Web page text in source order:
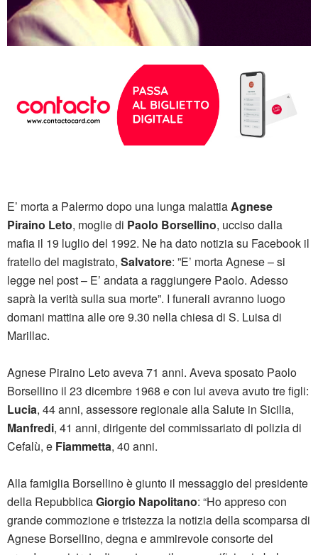
E’ morta a Palermo dopo una lunga malattiaAgnese
Piraino Leto, moglie di Paolo Borsellino, ucciso dalla
mafia il 19 luglio del 1992. Ne ha dato notizia su Facebook il
fratello del magistrato, Salvatore: ”E’ morta Agnese – si
legge nel post – E’ andata a raggiungere Paolo. Adesso
saprà la verità sulla sua morte”. I funerali avranno luogo
domani mattina alle ore 9.30 nella chiesa di S. Luisa di
Marillac.
Agnese Piraino Leto aveva 71 anni. Aveva sposato Paolo
Borsellino il 23 dicembre 1968 e con lui aveva avuto tre figli:
Lucia, 44 anni, assessore regionale alla Salute in Sicilia,
Manfredi, 41 anni, dirigente del commissariato di polizia di
Cefalù, e Fiammetta, 40 anni.
Alla famiglia Borsellino è giunto il messaggio del presidente
della RepubblicaGiorgio Napolitano: “Ho appreso con
grande commozione e tristezza la notizia della scomparsa di
Agnese Borsellino, degna e ammirevole consorte del